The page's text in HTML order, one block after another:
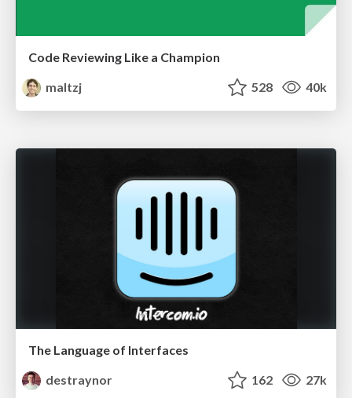
Code Reviewing Like a Champion
maltzj
528 40k
The Language of Interfaces
destraynor
162 27k